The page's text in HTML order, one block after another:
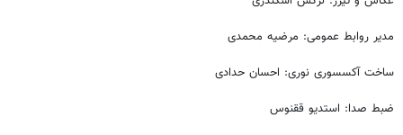
مدیر روابط عمومی: مرضیه محمدی
ساختآکسسوری نوری: احسان حدادی
ضبط صدا: استدیو ققنوس